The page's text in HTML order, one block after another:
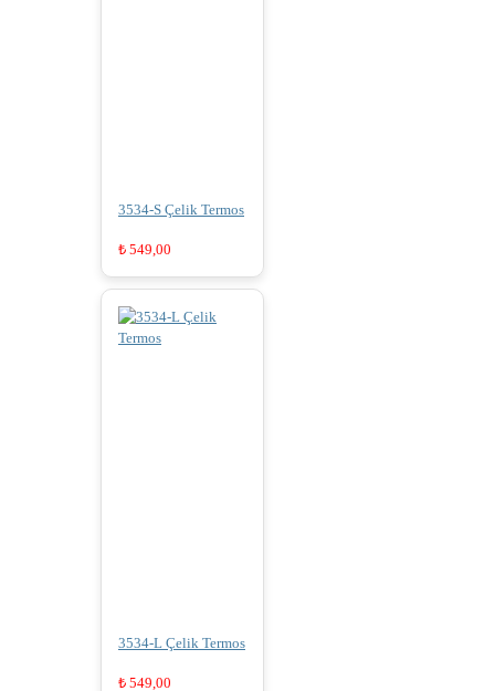
3534-S Çelik Termos
₺ 549,00
3534-L Çelik Termos
₺ 549,00